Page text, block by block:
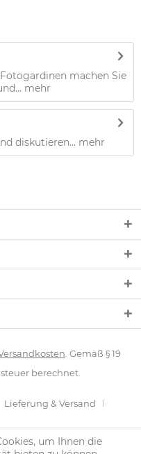
machen Sie
mehr
diskutieren... mehr
. Gemäß § 19
berechnet.
Lieferung & Versand
Gardinen messen
um Ihnen die